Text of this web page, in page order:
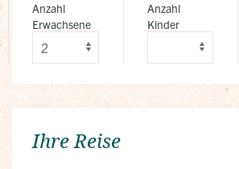
Anzahl
Erwachsene
Anzahl
Kinder
Ihre Reise